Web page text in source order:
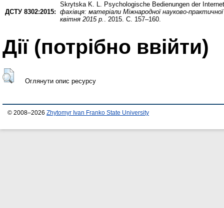
ДСТУ 8302:2015:
Skrytska K. L. Psychologische Bedienungen der
фахівця: матеріали Міжнародної науково-
квітня 2015 р. . 2015. С. 157–160.
Дії ​​(потрібно ввійти)
Оглянути опис ресурсу
© 2008–2026 Zhytomyr Ivan Franko State University